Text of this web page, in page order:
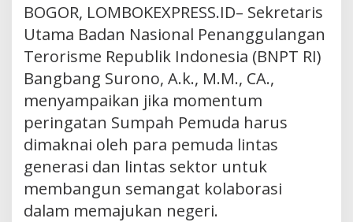
BOGOR, LOMBOKEXPRESS.ID– Sekretaris
Utama Badan Nasional Penanggulangan
Terorisme Republik Indonesia (BNPT RI)
Bangbang Surono, A.k., M.M., CA.,
menyampaikan jika momentum
peringatan Sumpah Pemuda harus
dimaknai oleh para pemuda lintas
generasi dan lintas sektor untuk
membangun semangat kolaborasi
dalam memajukan negeri.